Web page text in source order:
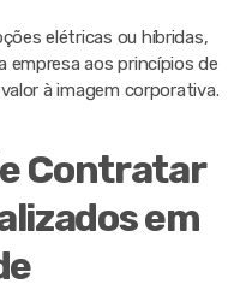
elétricas ou híbridas,
empresa aos princípios de
à imagem corporativa.
Contratar
em